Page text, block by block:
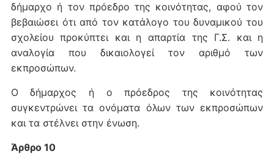
δήμαρχο ή τον πρόεδρο της κοινότητας, αφού τον
βεβαιώσει ότι από τον κατάλογο του δυναμικού του
σχολείου προκύπτει και η απαρτία της Γ.Σ. και η
αναλογία που δικαιολογεί τον αριθμό των
εκπροσώπων.
Ο δήμαρχος ή ο πρόεδρος της κοινότητας
συγκεντρώνει τα ονόματα όλων των εκπροσώπων
και τα στέλνει στην ένωση.
Άρθρο 10